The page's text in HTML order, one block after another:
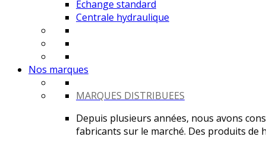
Echange standard
Centrale hydraulique
Nos marques
MARQUES DISTRIBUEES
Depuis plusieurs années, nous avons
fabricants sur le marché. Des produits de